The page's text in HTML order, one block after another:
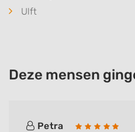
Ulft
Deze mensen
Petra